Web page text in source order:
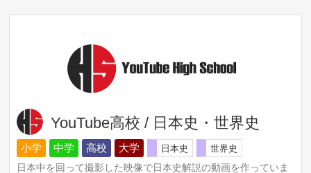
YouTube高校 / 日本史・世界史
小学 中学 高校 大学 日本史
世界史
日本中を回って撮影した映像で日本史解説の動画を作っていま